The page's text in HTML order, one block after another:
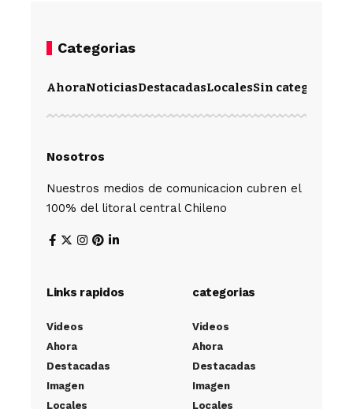
Categorias
AhoraNoticiasDestacadasLocalesSin categoría
Nosotros
Nuestros medios de comunicacion cubren el
100% del litoral central Chileno
Links rapidos
Videos
Ahora
Destacadas
Imagen
Locales
categorias
Videos
Ahora
Destacadas
Imagen
Locales